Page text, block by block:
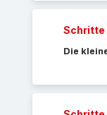
Schritte
Die